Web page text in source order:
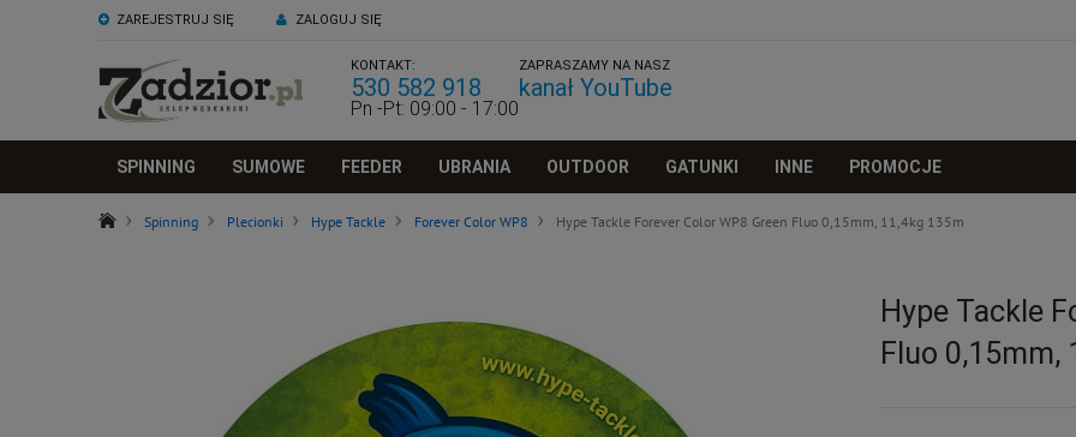
ZAREJESTRUJ SIĘ ZALOGUJ SIĘ
KONTAKT:
530 582 918
Pn -Pt: 09:00 - 17:00
ZAPRASZAMY NA NASZ
kanał YouTube
SPINNING SUMOWE FEEDER UBRANIA OUTDOOR GATUNKI INNE PROMOCJE
Spinning Plecionki Hype Tackle Forever Color WP8 Hype Tackle Forever Color WP8 Green Fluo 0,15mm, 11,4kg 135m
Hype Tackle
Fluo 0,15mm,